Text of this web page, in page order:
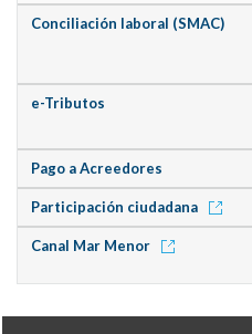
Conciliación laboral (SMAC)
e-Tributos
Pago a Acreedores
Participación ciudadana
Canal Mar Menor